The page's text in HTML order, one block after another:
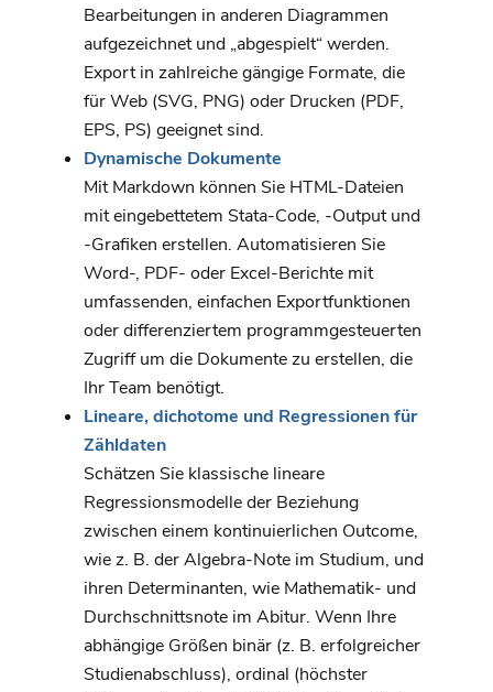
Bearbeitungen in anderen Diagrammen
aufgezeichnet und „abgespielt“ werden.
Export in zahlreiche gängige Formate, die
für Web (SVG, PNG) oder Drucken (PDF,
EPS, PS) geeignet sind.
Dynamische Dokumente
Mit Markdown können Sie HTML-Dateien
mit eingebettetem Stata-Code, -Output und
-Grafiken erstellen. Automatisieren Sie
Word-, PDF- oder Excel-Berichte mit
umfassenden, einfachen Exportfunktionen
oder differenziertem programmgesteuerten
Zugriff um die Dokumente zu erstellen, die
Ihr Team benötigt.
Lineare, dichotome und Regressionen für
Zähldaten
Schätzen Sie klassische lineare
Regressionsmodelle der Beziehung
zwischen einem kontinuierlichen Outcome,
wie z. B. der Algebra-Note im Studium, und
ihren Determinanten, wie Mathematik- und
Durchschnittsnote im Abitur. Wenn Ihre
abhängige Größen binär (z. B. erfolgreicher
Studienabschluss), ordinal (höchster